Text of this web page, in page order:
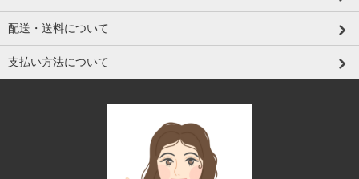
配送・送料について
支払い方法について